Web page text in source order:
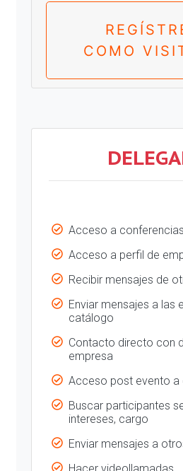
COMO
Acceso a conferencias
Acceso a perfil de
Recibir mensajes de
Enviar mensajes a las
catálogo
Contacto directo con
empresa
Acceso post evento a
Buscar participantes
intereses, cargo
Enviar mensajes a